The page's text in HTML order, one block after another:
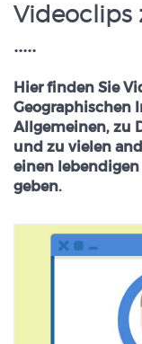
Videoclips
.....
Hier finden Sie
Geographischen
Allgemeinen, zu
und zu vielen
einen
geben.